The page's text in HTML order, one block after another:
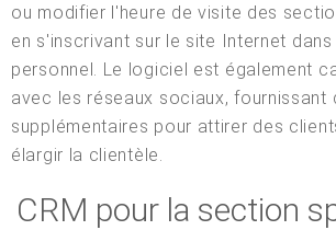
ou modifier l'heure de visite des
en s'inscrivant sur le site Internet
personnel. Le logiciel est également
avec les réseaux sociaux, fournissant
supplémentaires pour attirer des
élargir la clientèle.
CRM pour la section